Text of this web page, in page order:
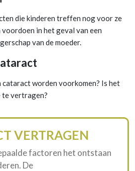
die kinderen treffen nog voor ze
in het geval van een
van de moeder.
cataract worden voorkomen? Is het
te vertragen?
VERTRAGEN
factoren het ontstaan
De